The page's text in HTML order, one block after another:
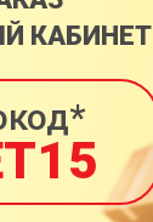
КАБИНЕТ